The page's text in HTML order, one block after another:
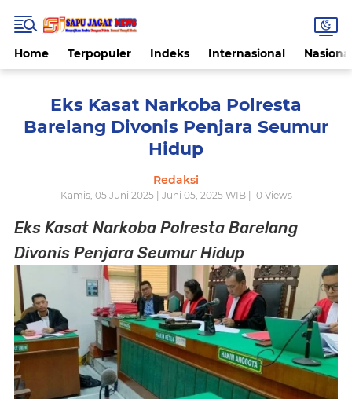
Home Terpopuler Indeks Internasional
Eks Kasat Narkoba Polresta
Barelang Divonis Penjara Seumur
Hidup
Redaksi
Kamis, 05 Juni 2025 | Juni 05, 2025 WIB | 0Views
Eks Kasat Narkoba Polresta Barelang
Divonis Penjara Seumur Hidup